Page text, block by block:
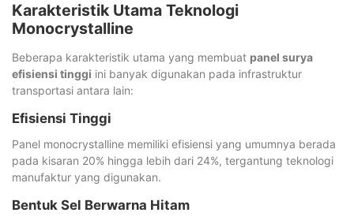
Karakteristik Utama Teknologi
Monocrystalline
Beberapa karakteristik utama yang membuat panel surya
efisiensi tinggi ini banyak digunakan pada infrastruktur
transportasi antara lain:
Efisiensi Tinggi
Panel monocrystalline memiliki efisiensi yang umumnya berada
pada kisaran 20% hingga lebih dari 24%, tergantung teknologi
manufaktur yang digunakan.
Bentuk Sel Berwarna Hitam